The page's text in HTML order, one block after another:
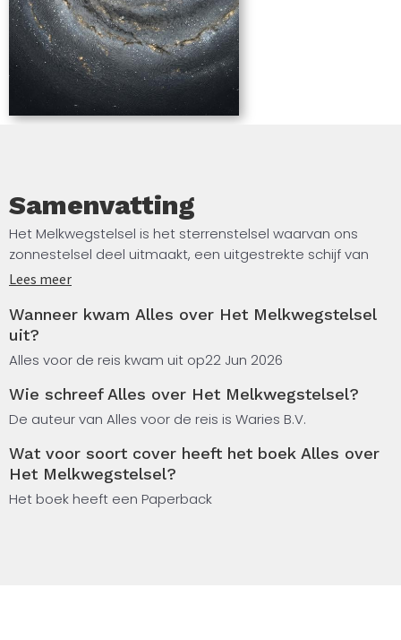
Samenvatting
Het Melkwegstelsel is het sterrenstelsel waarvan ons
zonnestelsel deel uitmaakt, een uitgestrekte schijf van
honderden miljarden sterren, gaswolken en donkere
sterrenstelsel, van de centrale bult en de spiraalarmen
tot het superzware zwarte gat in het middelpunt. Je
maakt ook kennis met de geschiedenis van het
steeds meer te weten zijn gekomen over de opbouw en
het ontstaan van het Melkwegstelsel.
Openstaande vragen, zoals de rol van donkere materie
en de toekomst van ons sterrenstelsel, komen eveneens
aan bod. Dit boek is samengesteld met behulp van
Lees meer
Wanneer kwam Alles over Het Melkwegstelsel
uit?
Alles voor de reis kwam uit op22 Jun 2026
Wie schreef Alles over Het Melkwegstelsel?
De auteur van Alles voor de reis is Waries B.V.
Wat voor soort cover heeft het boek Alles over
Het Melkwegstelsel?
Het boek heeft een Paperback